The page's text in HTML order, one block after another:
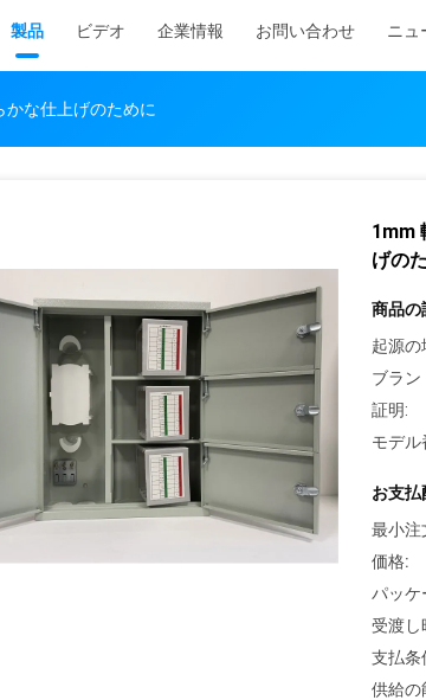
製品 ビデオ 企業情報 お問い合わせ ニュ
な仕上げのために
1mm
げの
商品の
起源の
ブラン
証明:
モデル
お支払
最小注
価格:
パッケ
受渡し
支払条
供給の